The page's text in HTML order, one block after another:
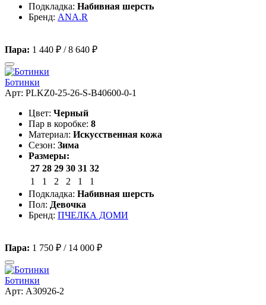
Подкладка: Набивная шерсть
Бренд: ANA.R
Пара: 1 440 ₽ /8 640 ₽
Ботинки
Арт: PLKZ0-25-26-S-B40600-0-1
Цвет: Черный
Пар в коробке: 8
Материал: Искусственная кожа
Сезон: Зима
Размеры:
27 28 29 30 31 32
1
1 2 2 1
1
Подкладка: Набивная шерсть
Пол: Девочка
Бренд: ПЧЕЛКА ДОМИ
Пара: 1 750 ₽ / 14 000 ₽
Ботинки
Арт: A30926-2